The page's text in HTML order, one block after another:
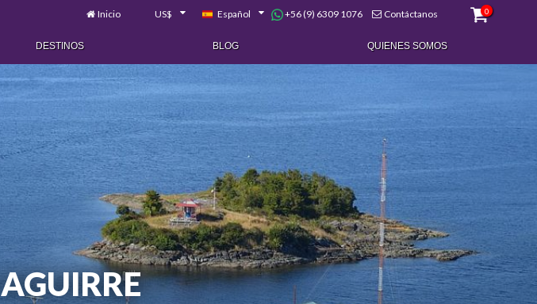
Inicio US$ Español +56 (9) 6309 1076 Contáctanos 0
DESTINOS BLOG QUIENES SOMOS